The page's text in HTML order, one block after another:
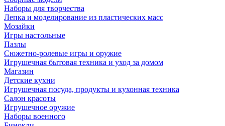
Наборы для творчества
Лепка и моделирование из пластических масс
Мозайки
Игры настольные
Пазлы
Сюжетно-ролевые игры и оружие
Игрушечная бытовая техника и уход за домом
Магазин
Детские кухни
Игрушечная посуда, продукты и кухонная техника
Салон красоты
Игрушечное оружие
Наборы военного